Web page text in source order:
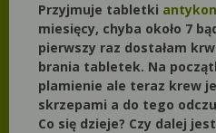
Przyjmuje tabletki
miesięcy, chyba około 7
pierwszy raz dostałam
brania tabletek. Na
plamienie ale teraz krew
skrzepami a do tego
Co się dzieje? Czy dalej